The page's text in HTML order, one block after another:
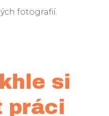
fotografií.
si
práci